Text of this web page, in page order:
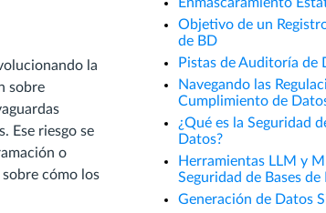
la
sobre
Ese riesgo se
o
cómo los
Objetivo de un
de BD
Pistas de Auditoría de
Navegando las
Cumplimiento de
¿Qué es la Seguridad
Datos?
Herramientas LLM y
Seguridad de Bases de
Generación de Datos